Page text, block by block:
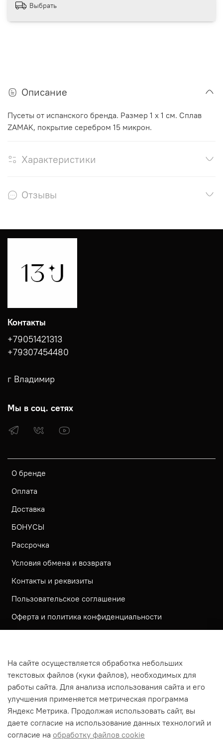
Выбрать
Описание
Пусеты от испанского бренда. Размер 1 х 1 см. Сплав
ZAMAK, покрытие серебром 15 микрон.
Характеристики
Отзывы
О бренде
Оплата
Доставка
БОНУСЫ
Рассрочка
Условия обмена и возврата
Контакты и реквизиты
Пользовательское соглашение
Оферта и политика конфиденциальности
Согласие посетителя сайта на обработку
персональных данных
На сайте используется метрическая система ЯНДЕКС
МЕТРИКА
На сайте применяются рекомендательные технологии
Контакты
+79051421313
+79307454480
г Владимир
Мы в соц. сетях
На сайте осуществляется обработка небольших
текстовых файлов (куки файлов), необходимых для
работы сайта. Для анализа использования сайта и его
улучшения применяется метрическая программа
Яндекс Метрика. Продолжая использовать сайт, вы
даете согласие на использование данных технологий и
согласие на обработку файлов cookie